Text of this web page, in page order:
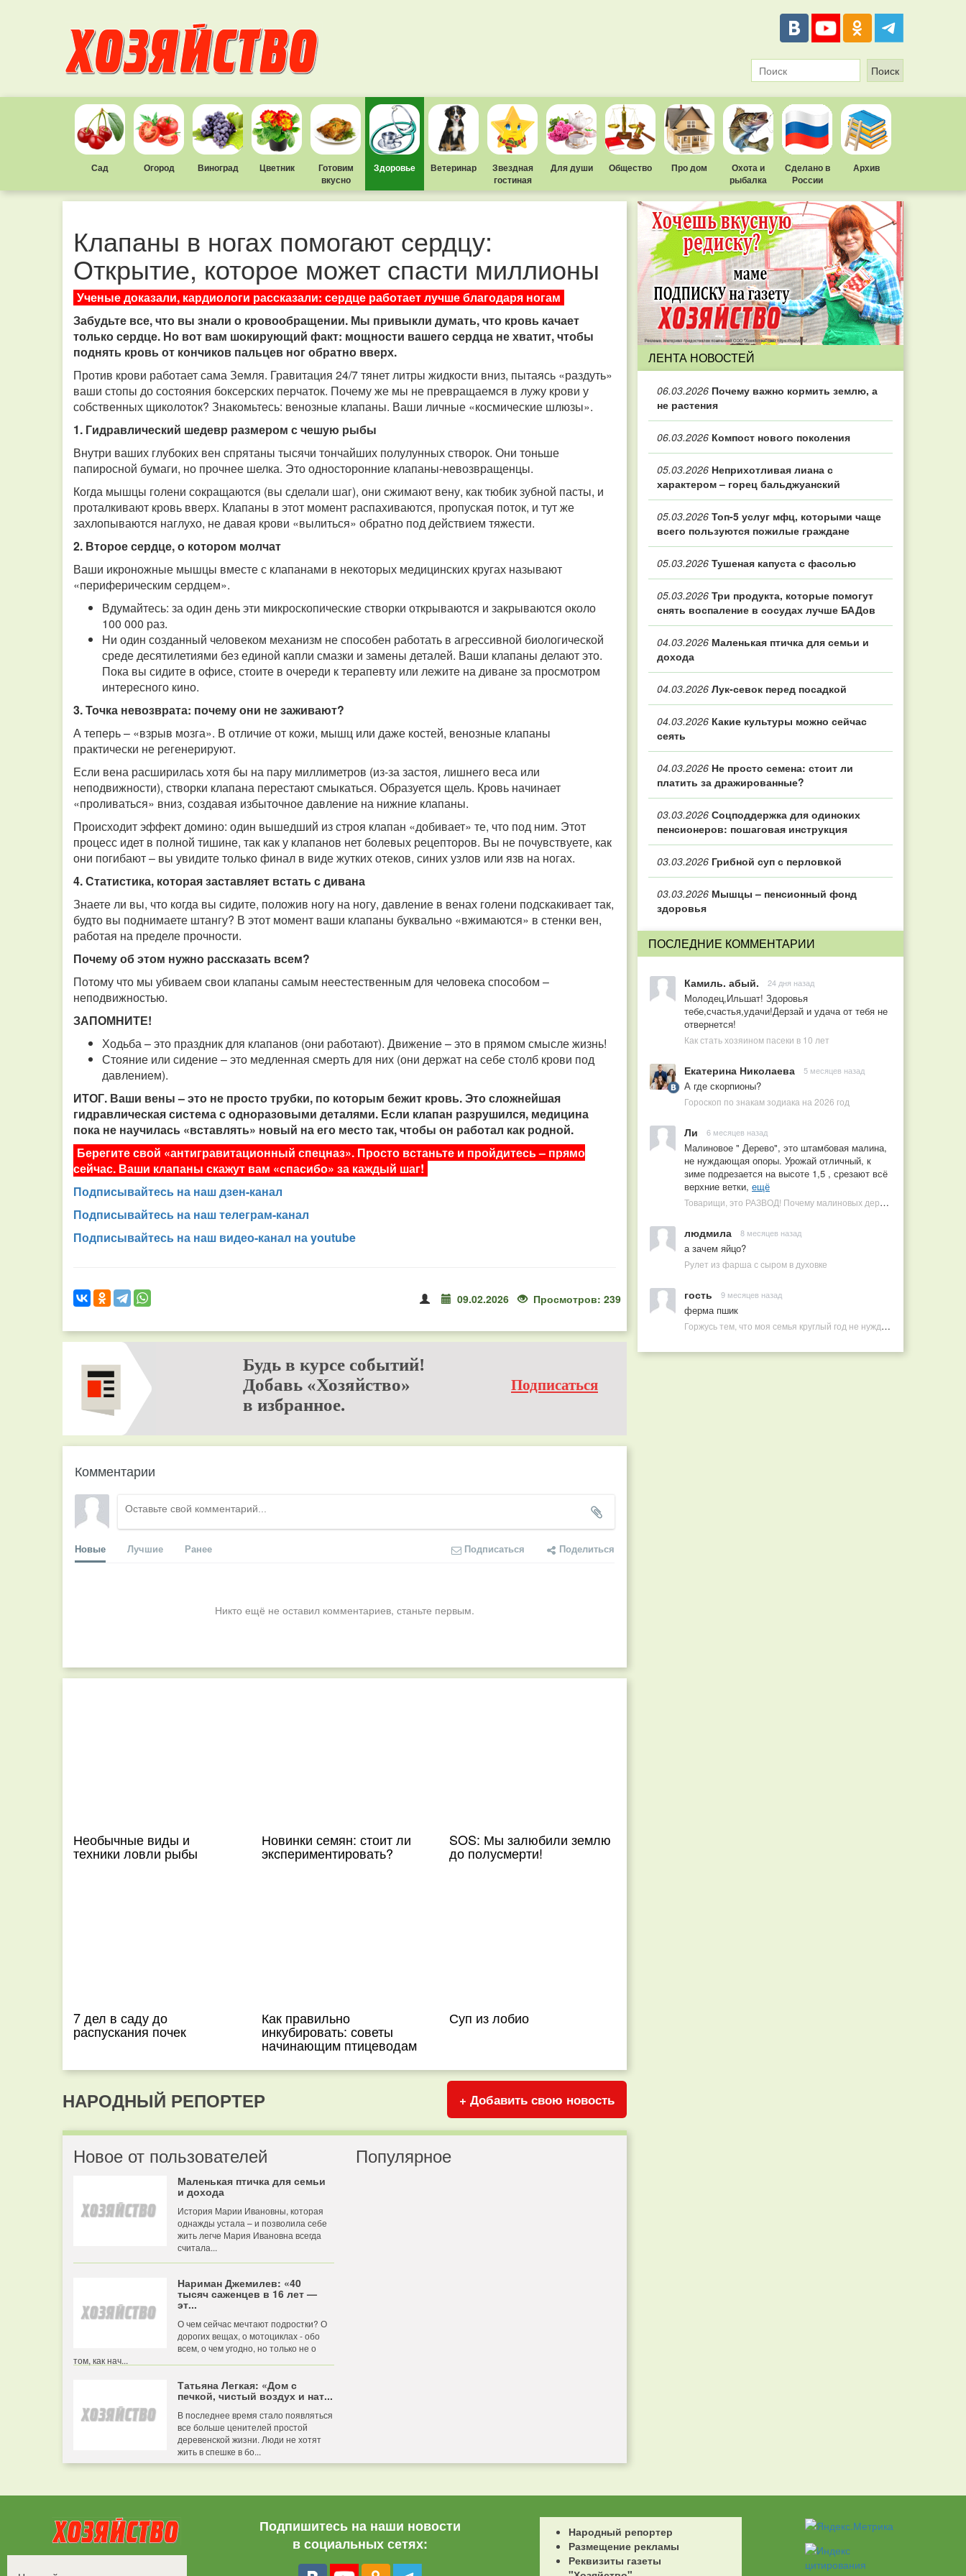
Сад Огород Виноград Цветник
Готовим
вкусно
Здоровье Ветеринар
Звездная
гостиная
Для души Общество Про дом
Охота и
рыбалка
Сделано в
России
Архив
Клапаны в ногах помогают сердцу:
Открытие, которое может спасти миллионы
Ученые доказали, кардиологи рассказали: сердце работает лучше благодаря ногам
Забудьте все, что вы знали о кровообращении. Мы привыкли думать, что кровь качает
только сердце. Но вот вам шокирующий факт: мощности вашего сердца не хватит, чтобы
поднять кровь от кончиков пальцев ног обратно вверх.
Против крови работает сама Земля. Гравитация 24/7 тянет литры жидкости вниз, пытаясь «раздуть»
ваши стопы до состояния боксерских перчаток. Почему же мы не превращаемся в лужу крови у
собственных щиколоток? Знакомьтесь: венозные клапаны. Ваши личные «космические шлюзы».
1. Гидравлический шедевр размером с чешую рыбы
Внутри ваших глубоких вен спрятаны тысячи тончайших полулунных створок. Они тоньше
папиросной бумаги, но прочнее шелка. Это односторонние клапаны-невозвращенцы.
Когда мышцы голени сокращаются (вы сделали шаг), они сжимают вену, как тюбик зубной пасты, и
проталкивают кровь вверх. Клапаны в этот момент распахиваются, пропуская поток, и тут же
захлопываются наглухо, не давая крови «вылиться» обратно под действием тяжести.
2. Второе сердце, о котором молчат
Ваши икроножные мышцы вместе с клапанами в некоторых медицинских кругах называют
«периферическим сердцем».
Вдумайтесь: за один день эти микроскопические створки открываются и закрываются около
100 000 раз.
Ни один созданный человеком механизм не способен работать в агрессивной биологической
среде десятилетиями без единой капли смазки и замены деталей. Ваши клапаны делают это.
Пока вы сидите в офисе, стоите в очереди к терапевту или лежите на диване за просмотром
интересного кино.
3. Точка невозврата: почему они не заживают?
А теперь – «взрыв мозга». В отличие от кожи, мышц или даже костей, венозные клапаны
практически не регенерируют.
Если вена расширилась хотя бы на пару миллиметров (из-за застоя, лишнего веса или
неподвижности), створки клапана перестают смыкаться. Образуется щель. Кровь начинает
«проливаться» вниз, создавая избыточное давление на нижние клапаны.
Происходит эффект домино: один вышедший из строя клапан «добивает» те, что под ним. Этот
процесс идет в полной тишине, так как у клапанов нет болевых рецепторов. Вы не почувствуете, как
они погибают – вы увидите только финал в виде жутких отеков, синих узлов или язв на ногах.
4. Статистика, которая заставляет встать с дивана
Знаете ли вы, что когда вы сидите, положив ногу на ногу, давление в венах голени подскакивает так,
будто вы поднимаете штангу? В этот момент ваши клапаны буквально «вжимаются» в стенки вен,
работая на пределе прочности.
Почему об этом нужно рассказать всем?
Потому что мы убиваем свои клапаны самым неестественным для человека способом –
неподвижностью.
ЗАПОМНИТЕ!
Ходьба – это праздник для клапанов (они работают). Движение – это в прямом смысле жизнь!
Стояние или сидение – это медленная смерть для них (они держат на себе столб крови под
давлением).
ИТОГ. Ваши вены – это не просто трубки, по которым бежит кровь. Это сложнейшая
гидравлическая система с одноразовыми деталями. Если клапан разрушился, медицина
пока не научилась «вставлять» новый на его место так, чтобы он работал как родной.
Берегите свой «антигравитационный спецназ». Просто встаньте и пройдитесь – прямо
сейчас. Ваши клапаны скажут вам «спасибо» за каждый шаг!
Подписывайтесь на наш дзен-канал
Подписывайтесь на наш телеграм-канал
Подписывайтесь на наш видео-канал на youtube
09.02.2026 Просмотров: 239
Будь в курсе событий!
Добавь «Хозяйство»
в избранное.
Подписаться
Комментарии
Новые Лучшие Ранее Подписаться Поделиться
Никто ещё не оставил комментариев, станьте первым.
Необычные виды и
техники ловли рыбы
Новинки семян: стоит ли
экспериментировать?
SOS: Мы залюбили землю
до полусмерти!
7 дел в саду до
распускания почек
Как правильно
инкубировать: советы
начинающим птицеводам
Суп из лобио
НАРОДНЫЙ РЕПОРТЕР + Добавить свою новость
Новое от пользователей
Маленькая птичка для семьи
и дохода
История Марии Ивановны, которая
однажды устала – и позволила себе
жить легче Мария Ивановна всегда
считала...
Нариман Джемилев: «40
тысяч саженцев в 16 лет —
эт...
О чем сейчас мечтают подростки? О
дорогих вещах, о мотоциклах - обо
всем, о чем угодно, но только не о
том, как нач...
Татьяна Легкая: «Дом с
печкой, чистый воздух и нат...
В последнее время стало появляться
все больше ценителей простой
деревенской жизни. Люди не хотят
жить в спешке в бо...
Популярное
ЛЕНТА НОВОСТЕЙ
06.03.2026 Почему важно кормить землю, а
не растения
06.03.2026 Компост нового поколения
05.03.2026 Неприхотливая лиана с
характером – горец бальджуанский
05.03.2026 Топ‑5 услуг мфц, которыми чаще
всего пользуются пожилые граждане
05.03.2026 Тушеная капуста с фасолью
05.03.2026 Три продукта, которые помогут
снять воспаление в сосудах лучше БАДов
04.03.2026 Маленькая птичка для семьи и
дохода
04.03.2026 Лук-севок перед посадкой
04.03.2026 Какие культуры можно сейчас
сеять
04.03.2026 Не просто семена: стоит ли
платить за дражированные?
03.03.2026 Соцподдержка для одиноких
пенсионеров: пошаговая инструкция
03.03.2026 Грибной суп с перловкой
03.03.2026 Мышцы – пенсионный фонд
здоровья
ПОСЛЕДНИЕ КОММЕНТАРИИ
Камиль. абый. 24 дня назад
Молодец,Ильшат! Здоровья
тебе,счастья,удачи!Дерзай и удача от тебя не
отвернется!
Как стать хозяином пасеки в 10 лет
Екатерина Николаева 5 месяцев назад
А где скорпионы?
Гороскоп по знакам зодиака на 2026 год
Ли 6 месяцев назад
Малиновое " Дерево", это штамбовая малина,
не нуждающая опоры. Урожай отличный, к
зиме подрезается на высоте 1,5 , срезают всё
верхние ветки, ещё
Товарищи, это РАЗВОД! Почему малиновых деревьев не бывает, или Как ушлые продавцы наживаются на мечтах садоводов
людмила 8 месяцев назад
а зачем яйцо?
Рулет из фарша с сыром в духовке
гость 9 месяцев назад
ферма пшик
Горжусь тем, что моя семья круглый год не нуждается в покупных витаминах
Все права защищены.
Подпишитесь на наши новости
в социальных сетях:
Народный репортер
Размещение рекламы
Реквизиты газеты